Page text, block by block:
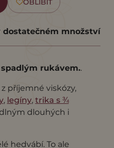
OBLÍBIT
dostatečném množství
rukávem..
příjemné viskózy,
, legíny, trika s ¾
dlouhých i
hedvábí. To ale